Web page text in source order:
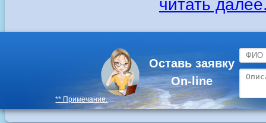
читать
** Примечание.
Оставь заявку
On-line